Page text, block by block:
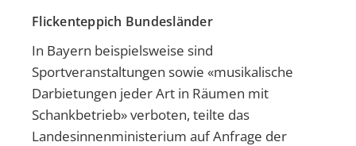
Flickenteppich Bundesländer
In Bayern beispielsweise sind
Sportveranstaltungen sowie «musikalische
Darbietungen jeder Art in Räumen mit
Schankbetrieb» verboten, teilte das
Landesinnenministerium auf Anfrage der